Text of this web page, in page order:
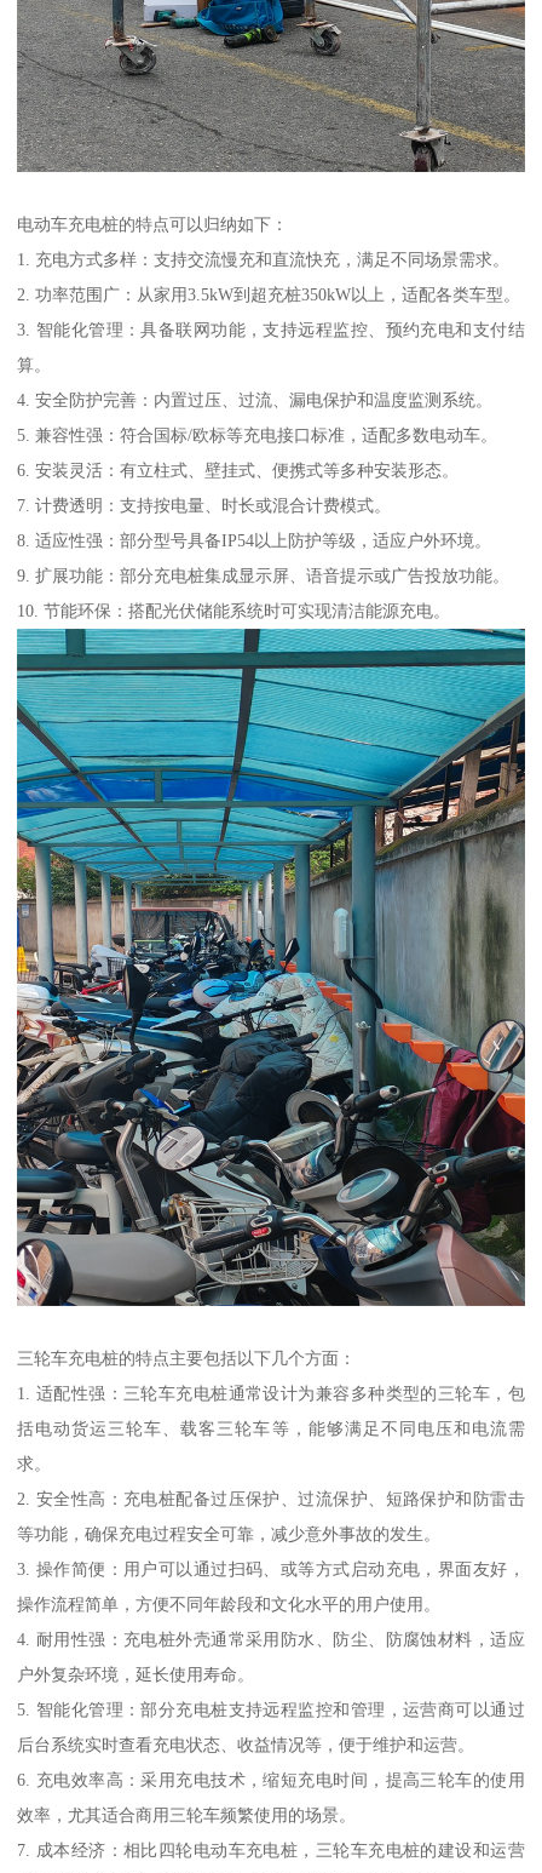
电动车充电桩的特点可以归纳如下：
1. 充电方式多样：支持交流慢充和直流快充，满足不同场景需求。
2. 功率范围广：从家用3.5kW到超充桩350kW以上，适配各类车型。
3. 智能化管理：具备联网功能，支持远程监控、预约充电和支付结
算。
4. 安全防护完善：内置过压、过流、漏电保护和温度监测系统。
5. 兼容性强：符合国标/欧标等充电接口标准，适配多数电动车。
6. 安装灵活：有立柱式、壁挂式、便携式等多种安装形态。
7. 计费透明：支持按电量、时长或混合计费模式。
8. 适应性强：部分型号具备IP54以上防护等级，适应户外环境。
9. 扩展功能：部分充电桩集成显示屏、语音提示或广告投放功能。
10. 节能环保：搭配光伏储能系统时可实现清洁能源充电。
三轮车充电桩的特点主要包括以下几个方面：
1. 适配性强：三轮车充电桩通常设计为兼容多种类型的三轮车，包
括电动货运三轮车、载客三轮车等，能够满足不同电压和电流需
求。
2. 安全性高：充电桩配备过压保护、过流保护、短路保护和防雷击
等功能，确保充电过程安全可靠，减少意外事故的发生。
3. 操作简便：用户可以通过扫码、或等方式启动充电，界面友好，
操作流程简单，方便不同年龄段和文化水平的用户使用。
4. 耐用性强：充电桩外壳通常采用防水、防尘、防腐蚀材料，适应
户外复杂环境，延长使用寿命。
5. 智能化管理：部分充电桩支持远程监控和管理，运营商可以通过
后台系统实时查看充电状态、收益情况等，便于维护和运营。
6. 充电效率高：采用充电技术，缩短充电时间，提高三轮车的使用
效率，尤其适合商用三轮车频繁使用的场景。
7. 成本经济：相比四轮电动车充电桩，三轮车充电桩的建设和运营